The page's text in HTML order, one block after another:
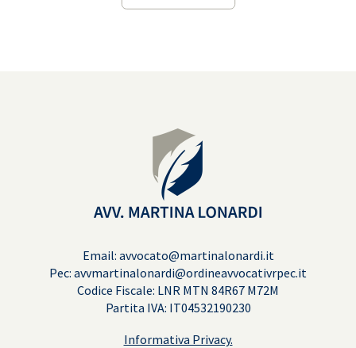
Email: avvocato@martinalonardi.it
Pec: avvmartinalonardi@ordineavvocativrpec.it
Codice Fiscale: LNR MTN 84R67 M72M
Partita IVA: IT04532190230
Informativa Privacy.